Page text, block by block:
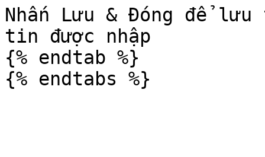
Nhấn Lưu & Đóng để
tin được nhập
{% endtab %}